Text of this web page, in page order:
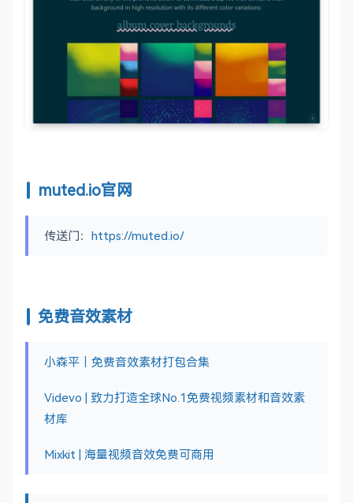
muted.io官网
传送门： https://muted.io/
免费音效素材
小森平｜免费音效素材打包合集
Videvo | 致力打造全球No.1免费视频素材和音效素
材库
Mixkit | 海量视频音效免费可商用